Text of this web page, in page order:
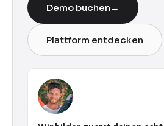
Demo buchen →
Plattform entdecken